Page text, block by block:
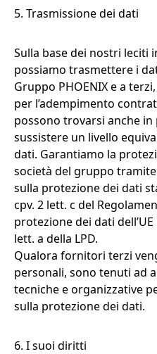
5. Trasmissione dei dati
Sulla base dei nostri leciti
possiamo trasmettere i
Gruppo PHOENIX e a
per l’adempimento
possono trovarsi anche
sussistere un livello
dati. Garantiamo la
società del gruppo
sulla protezione dei dati
cpv. 2 lett. c del
protezione dei dati dell’UE
lett. a della LPD.
Qualora fornitori terzi
personali, sono tenuti ad
tecniche e organizzative
sulla protezione dei dati.
6. I suoi diritti